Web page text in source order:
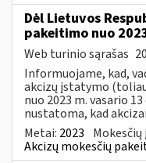
Dėl Lietuvos
pakeitimo nuo
Web turinio sąrašas
Informuojame, kad,
akcizų įstatymo
nuo 2023 m. vasario
nustatoma, kad
Metai: 2023
Akcizų mokesčių